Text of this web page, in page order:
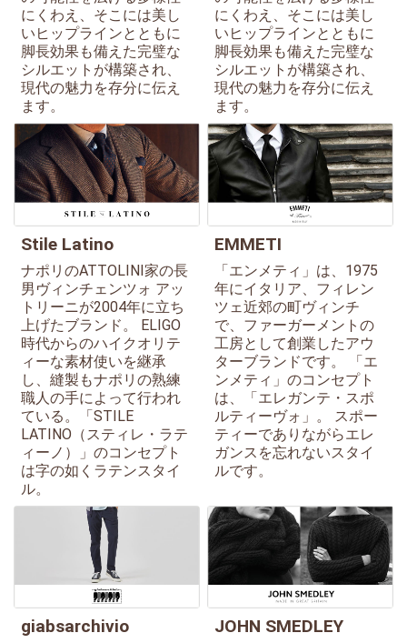
にくわえ、そこには美し
いヒップラインとともに
脚長効果も備えた完璧な
シルエットが構築され、
現代の魅力を存分に伝え
ます。
にくわえ、そこには美し
いヒップラインとともに
脚長効果も備えた完璧な
シルエットが構築され、
現代の魅力を存分に伝え
ます。
Stile Latino
ナポリのATTOLINI家の長
男ヴィンチェンツォ アッ
トリーニが2004年に立ち
上げたブランド。 ELIGO
時代からのハイクオリテ
ィーな素材使いを継承
し、縫製もナポリの熟練
職人の手によって行われ
ている。「STILE
LATINO（スティレ・ラテ
ィーノ）」のコンセプト
は字の如くラテンスタイ
ル。
EMMETI
「エンメティ」は、1975
年にイタリア、フィレン
ツェ近郊の町ヴィンチ
で、ファーガーメントの
工房として創業したアウ
ターブランドです。 「エ
ンメティ」のコンセプト
は、「エレガンテ・スポ
ルティーヴォ」。 スポー
ティーでありながらエレ
ガンスを忘れないスタイ
ルです。
giabsarchivio JOHN SMEDLEY